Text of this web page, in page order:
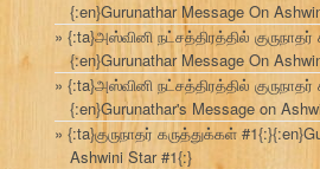
{:en}Gurunathar Message On
{:ta}அஸ்வினி நட்சத்திரத்தில்
{:en}Gurunathar Message On
{:ta}அஸ்வினி நட்சத்திரத்தில்
{:en}Gurunathar's Message on
{:ta}குருநாதர் கருத்துக்கள்
Ashwini Star #1{:}